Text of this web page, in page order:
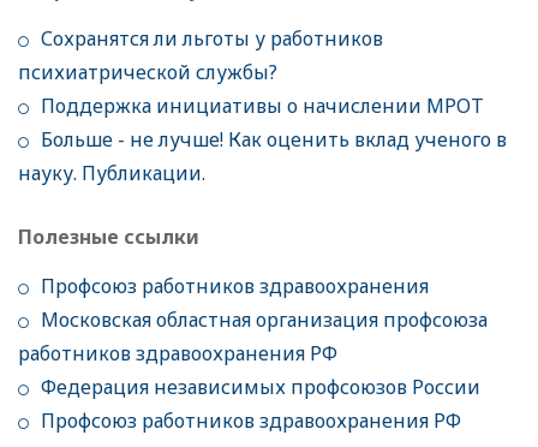
Сохранятся ли льготы у работников
психиатрической службы?
Поддержка инициативы о начислении МРОТ
Больше - не лучше! Как оценить вклад ученого в
науку. Публикации.
Полезные ссылки
Профсоюз работников здравоохранения
Московская областная организация профсоюза
работников здравоохранения РФ
Федерация независимых профсоюзов России
Профсоюз работников здравоохранения РФ